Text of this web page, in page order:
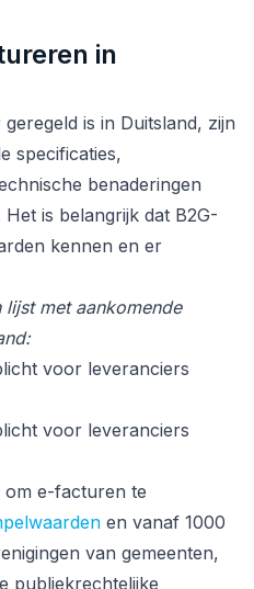
in
is in Duitsland, zijn
specificaties,
benaderingen
is belangrijk dat B2G-
kennen en er
met aankomende
voor leveranciers
voor leveranciers
om e-facturen te
en vanaf 1000
van gemeenten,
publiekrechtelijke